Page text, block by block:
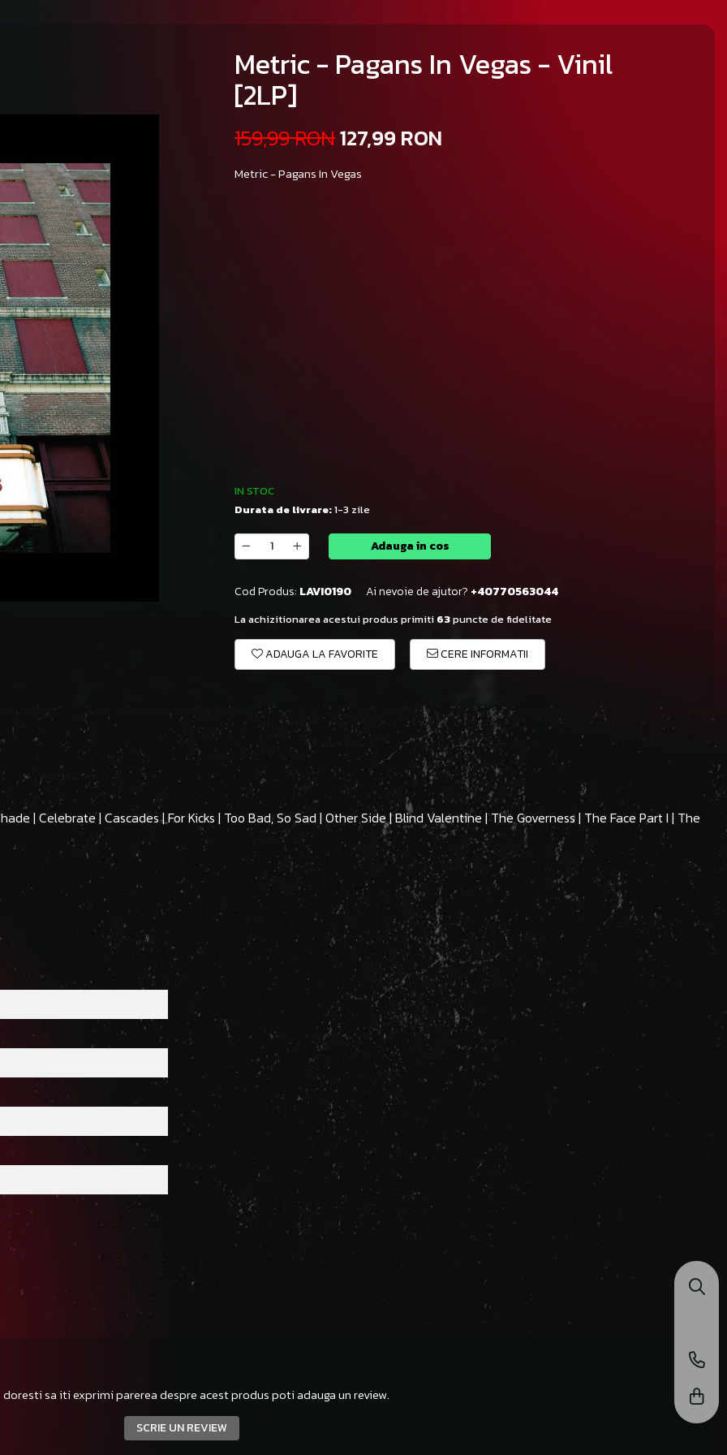
Metric - Pagans In Vegas - Vinil
[2LP]
159,99 RON127,99 RON
Metric - Pagans In Vegas
IN STOC
Durata de livrare:1-3 zile
Adauga in cos
Cod Produs: LAVI0190 Ai nevoie de ajutor? +40770563044
La achizitionarea acestui produs primiti 63puncte de fidelitate
ADAUGA LA FAVORITE CERE INFORMATII
| Celebrate | Cascades | For Kicks | Too Bad, So Sad | Other Side | Blind Valentine | The Governess | The Face Part I | The
doresti sa iti exprimi parerea despre acest produs poti adauga un review.
SCRIE UN REVIEW